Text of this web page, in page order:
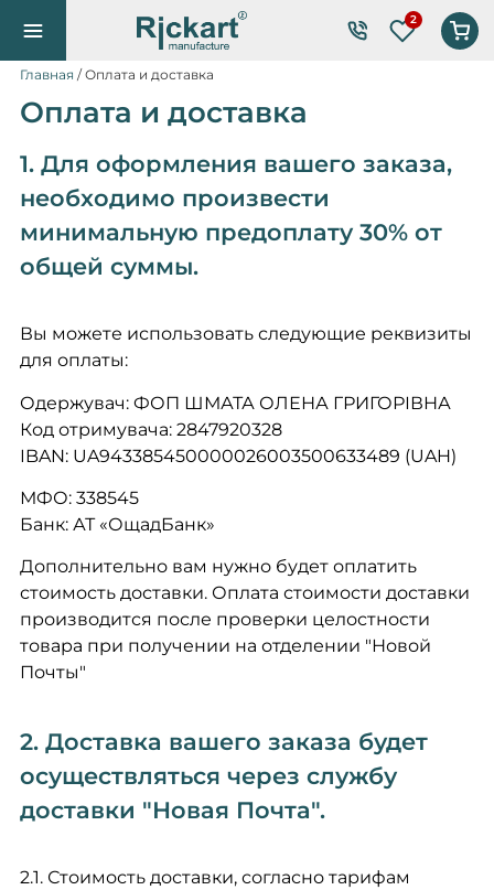
Список
Главная / Оплата и доставка
Оплата и доставка
1. Для оформления вашего заказа,
необходимо произвести
минимальную предоплату 30% от
общей суммы.
Вы можете использовать следующие реквизиты
для оплаты:
Одержувач: ФОП ШМАТА ОЛЕНА ГРИГОРІВНА
Код отримувача: 2847920328
IBAN: UA943385450000026003500633489 (UAH)
МФО: 338545
Банк: АТ «ОщадБанк»
Дополнительно вам нужно будет оплатить
стоимость доставки. Оплата стоимости доставки
производится после проверки целостности
товара при получении на отделении "Новой
Почты"
2. Доставка вашего заказа будет
осуществляться через службу
доставки "Новая Почта".
2.1. Стоимость доставки, согласно тарифам